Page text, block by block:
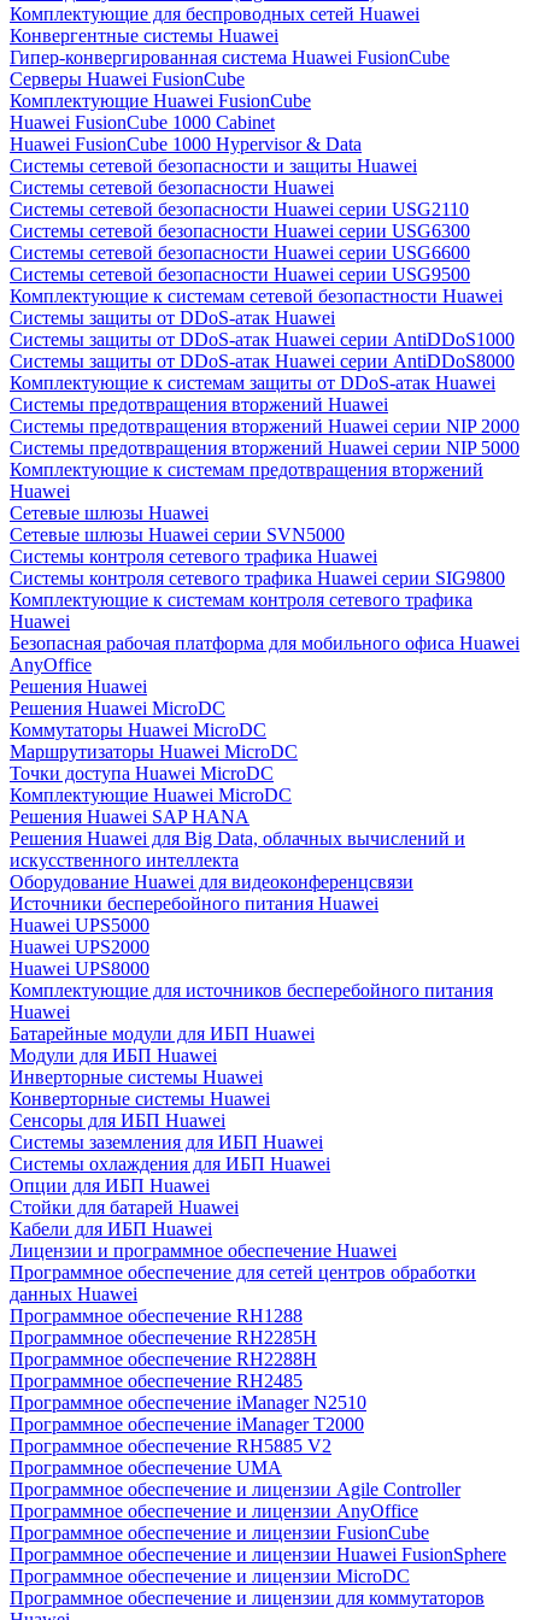
Комплектующие для беспроводных сетей Huawei
Конвергентные системы Huawei
Гипер-конвергированная система Huawei FusionCube
Серверы Huawei FusionCube
Комплектующие Huawei FusionCube
Huawei FusionCube 1000 Cabinet
Huawei FusionCube 1000 Hypervisor & Data
Системы сетевой безопасности и защиты Huawei
Системы сетевой безопасности Huawei
Системы сетевой безопасности Huawei серии USG2110
Системы сетевой безопасности Huawei серии USG6300
Системы сетевой безопасности Huawei серии USG6600
Системы сетевой безопасности Huawei серии USG9500
Комплектующие к системам сетевой безопастности Huawei
Системы защиты от DDoS-атак Huawei
Системы защиты от DDoS-атак Huawei серии AntiDDoS1000
Системы защиты от DDoS-атак Huawei серии AntiDDoS8000
Комплектующие к системам защиты от DDoS-атак Huawei
Системы предотвращения вторжений Huawei
Системы предотвращения вторжений Huawei серии NIP 2000
Системы предотвращения вторжений Huawei серии NIP 5000
Комплектующие к системам предотвращения вторжений
Huawei
Сетевые шлюзы Huawei
Сетевые шлюзы Huawei серии SVN5000
Системы контроля сетевого трафика Huawei
Системы контроля сетевого трафика Huawei серии SIG9800
Комплектующие к системам контроля сетевого трафика
Huawei
Безопасная рабочая платформа для мобильного офиса Huawei
AnyOffice
Решения Huawei
Решения Huawei MicroDC
Коммутаторы Huawei MicroDC
Маршрутизаторы Huawei MicroDC
Точки доступа Huawei MicroDC
Комплектующие Huawei MicroDC
Решения Huawei SAP HANA
Решения Huawei для Big Data, облачных вычислений и
искусственного интеллекта
Оборудование Huawei для видеоконференцсвязи
Источники бесперебойного питания Huawei
Huawei UPS5000
Huawei UPS2000
Huawei UPS8000
Комплектующие для источников бесперебойного питания
Huawei
Батарейные модули для ИБП Huawei
Модули для ИБП Huawei
Инверторные системы Huawei
Конверторные системы Huawei
Сенсоры для ИБП Huawei
Системы заземления для ИБП Huawei
Системы охлаждения для ИБП Huawei
Опции для ИБП Huawei
Стойки для батарей Huawei
Кабели для ИБП Huawei
Лицензии и программное обеспечение Huawei
Программное обеспечение для сетей центров обработки
данных Huawei
Программное обеспечение RH1288
Программное обеспечение RH2285H
Программное обеспечение RH2288H
Программное обеспечение RH2485
Программное обеспечение iManager N2510
Программное обеспечение iManager T2000
Программное обеспечение RH5885 V2
Программное обеспечение UMA
Программное обеспечение и лицензии Agile Controller
Программное обеспечение и лицензии AnyOffice
Программное обеспечение и лицензии FusionCube
Программное обеспечение и лицензии Huawei FusionSphere
Программное обеспечение и лицензии MicroDC
Программное обеспечение и лицензии для коммутаторов